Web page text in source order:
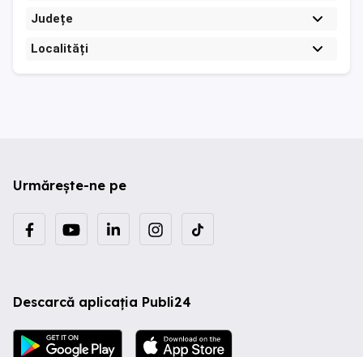
Județe
Localități
Urmărește-ne pe
Descarcă aplicația Publi24